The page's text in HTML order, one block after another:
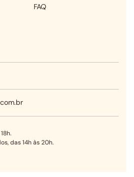
FAQ
das 14h às 20h.